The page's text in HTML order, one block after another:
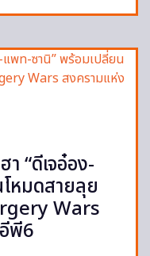
“ดีเจอ๋อง-
หมดสายลุย
Wars
พี6